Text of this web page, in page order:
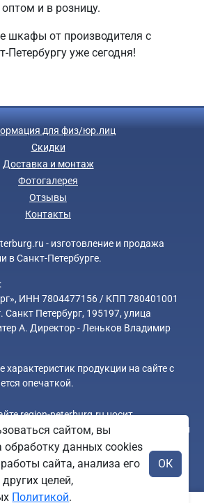
и в розницу.
шкафы от производителя с
Петербургу уже сегодня!
для физ/юр.лиц
Скидки
Доставка и монтаж
Фотогалерея
Отзывы
Контакты
- изготовление и продажа
в Санкт-Петербурге.
ИНН 7804477156 / КПП 780401001
Санкт Петербург, 195197, улица
А. Директор - Леньков Владимир
характеристик продукции на сайте с
опечаткой.
region-peterburg.ru носит
и справочный характер и ни
является публичной офертой. Всю
можно узнать по телефонам
сайтом, вы
обработку данных cookies
сайта, анализа его
целей,
Политикой.
ОК